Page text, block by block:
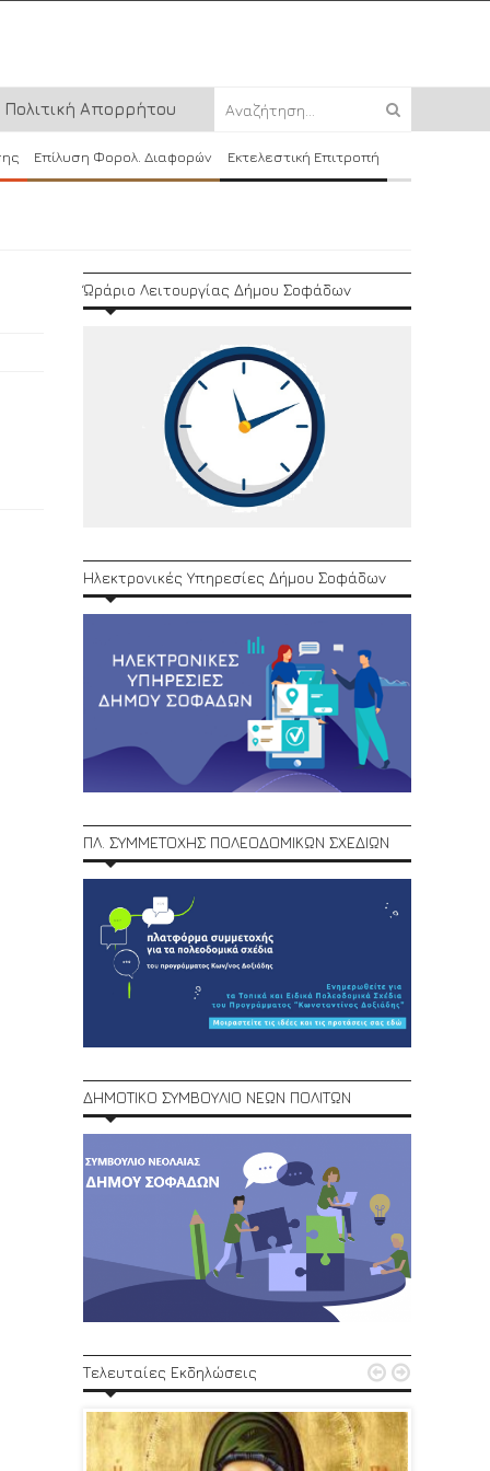
Πολιτική Απορρήτου
Επίλυση Φορολ. Διαφορών Εκτελεστική Επιτροπή
Ώράριο Λειτουργίας Δήμου Σοφάδων
Ηλεκτρονικές Υπηρεσίες Δήμου Σοφάδων
ΠΛ. ΣΥΜΜΕΤΟΧΗΣ ΠΟΛΕΟΔΟΜΙΚΩΝ ΣΧΕΔΙΩΝ
ΔΗΜΟΤΙΚΟ ΣΥΜΒΟΥΛΙΟ ΝΕΩΝ ΠΟΛΙΤΩΝ
Τελευταίες Εκδηλώσεις  